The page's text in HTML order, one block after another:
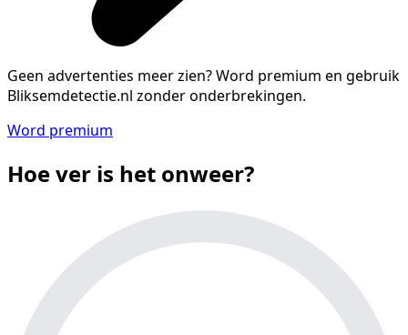
Geen advertenties meer zien?Word premium en gebruik
Bliksemdetectie.nl zonder onderbrekingen.
Word premium
Hoe ver is het onweer?